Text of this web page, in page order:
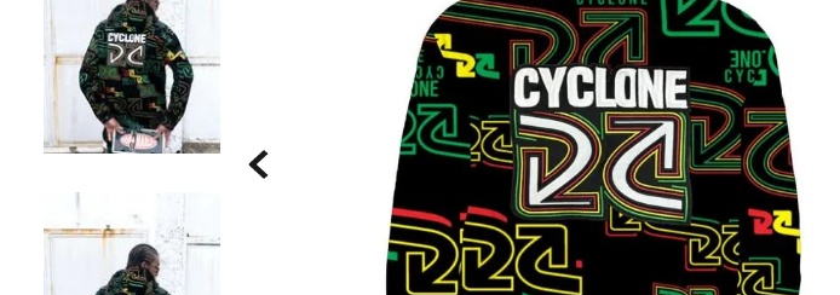
Saia
10º Bermuda Veludo